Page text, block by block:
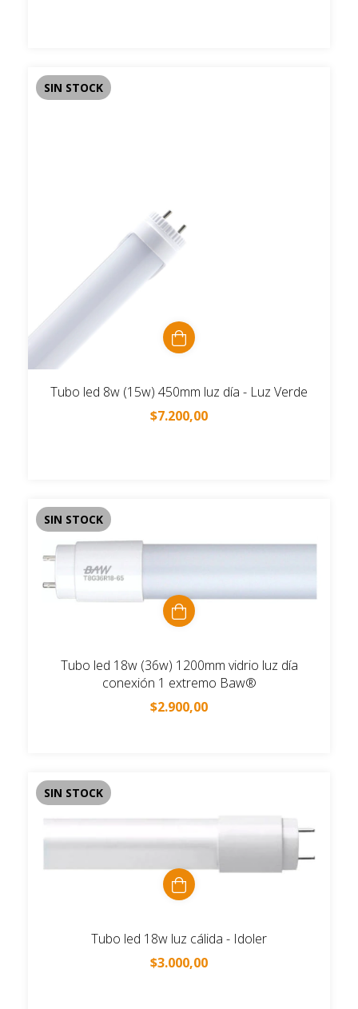
SIN STOCK
Tubo led 8w (15w) 450mm luz día - Luz Verde
$7.200,00
SIN STOCK
Tubo led 18w (36w) 1200mm vidrio luz día
conexión 1 extremo Baw®
$2.900,00
SIN STOCK
Tubo led 18w luz cálida - Idoler
$3.000,00